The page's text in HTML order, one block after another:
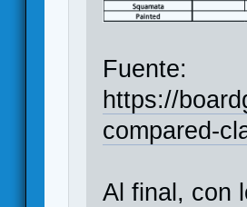
Fuente:
https://
compared-
Al final, con